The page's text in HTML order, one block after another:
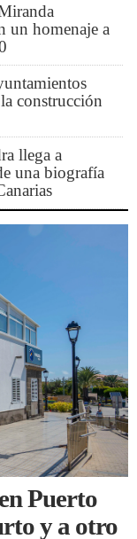
un homenaje a
construcción
llega a
una biografía
Puerto
y a otro